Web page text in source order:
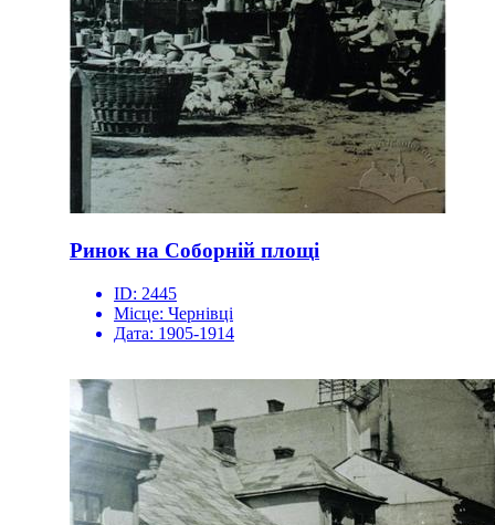
Ринок на Соборній площі
ID: 2445
Місце: Чернівці
Дата: 1905-1914